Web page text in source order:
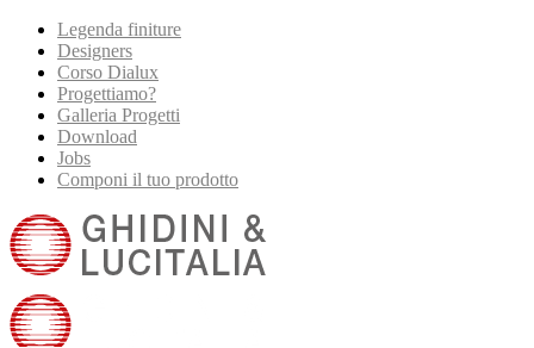
Legenda finiture
Designers
Corso Dialux
Progettiamo?
Galleria Progetti
Download
Jobs
Componi il tuo prodotto